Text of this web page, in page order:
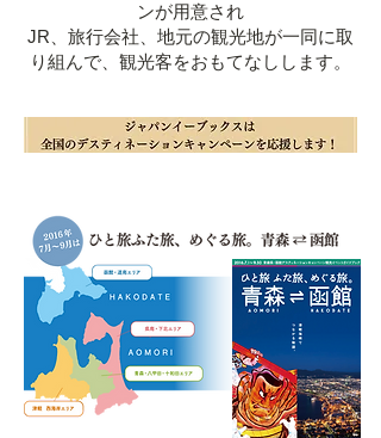
ンが用意され
JR、旅行会社、地元の観光地が一同に取
り組んで、観光客をおもてなしします。